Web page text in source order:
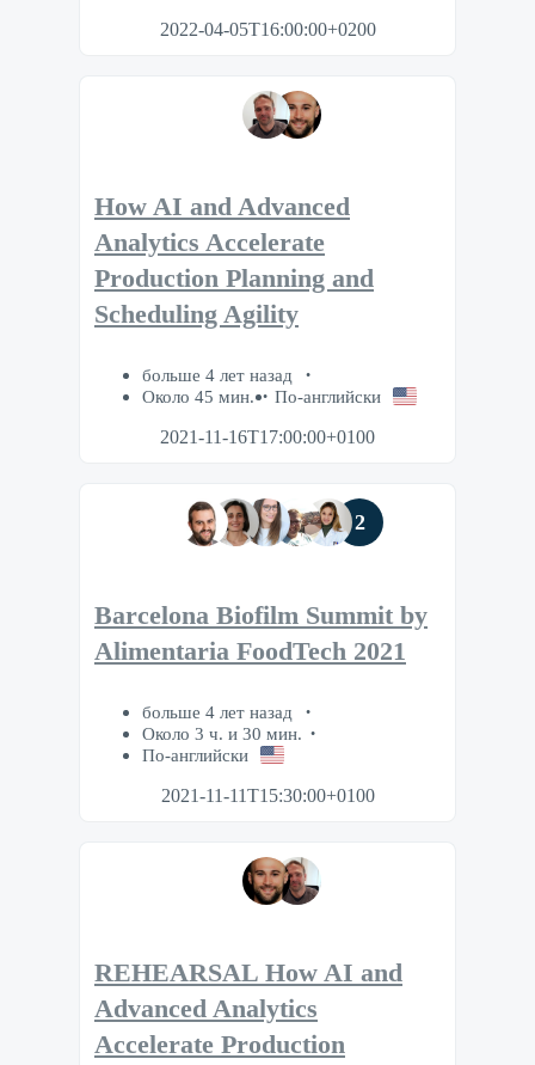
2022-04-05T16:00:00+0200
How AI and Advanced
Analytics Accelerate
Production Planning and
Scheduling Agility
больше 4 лет назад
Около 45 мин.
По-английски
2021-11-16T17:00:00+0100
2
Barcelona Biofilm Summit by
Alimentaria FoodTech 2021
больше 4 лет назад
Около 3 ч. и 30 мин.
По-английски
2021-11-11T15:30:00+0100
REHEARSAL How AI and
Advanced Analytics
Accelerate Production